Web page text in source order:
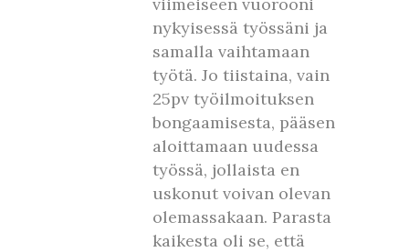
nykyisessä työssäni ja
samalla vaihtamaan
työtä. Jo tiistaina, vain
25pv työilmoituksen
bongaamisesta, pääsen
aloittamaan uudessa
työssä, jollaista en
uskonut voivan olevan
olemassakaan. Parasta
kaikesta oli se, että